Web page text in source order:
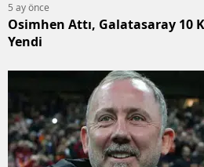
5 ay önce
Osimhen Attı, Galatasaray 10
Yendi